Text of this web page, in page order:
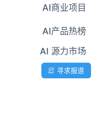
AI商业项目
AI产品热榜
AI 源力市场
寻求报道